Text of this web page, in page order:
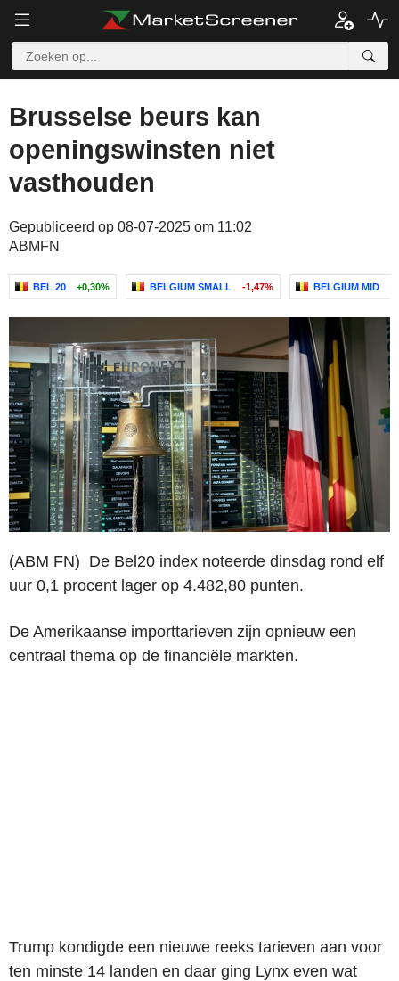
Brusselse beurs kan
openingswinsten niet
vasthouden
Gepubliceerd op 08-07-2025 om 11:02
ABMFN
BEL 20 +0,30% BELGIUM SMALL -1,47% BELGIUM MID
(ABM FN) De Bel20 index noteerde dinsdag rond elf
uur 0,1 procent lager op 4.482,80 punten.
De Amerikaanse importtarieven zijn opnieuw een
centraal thema op de financiële markten.
Trump kondigde een nieuwe reeks tarieven aan voor
ten minste 14 landen en daar ging Lynx even wat